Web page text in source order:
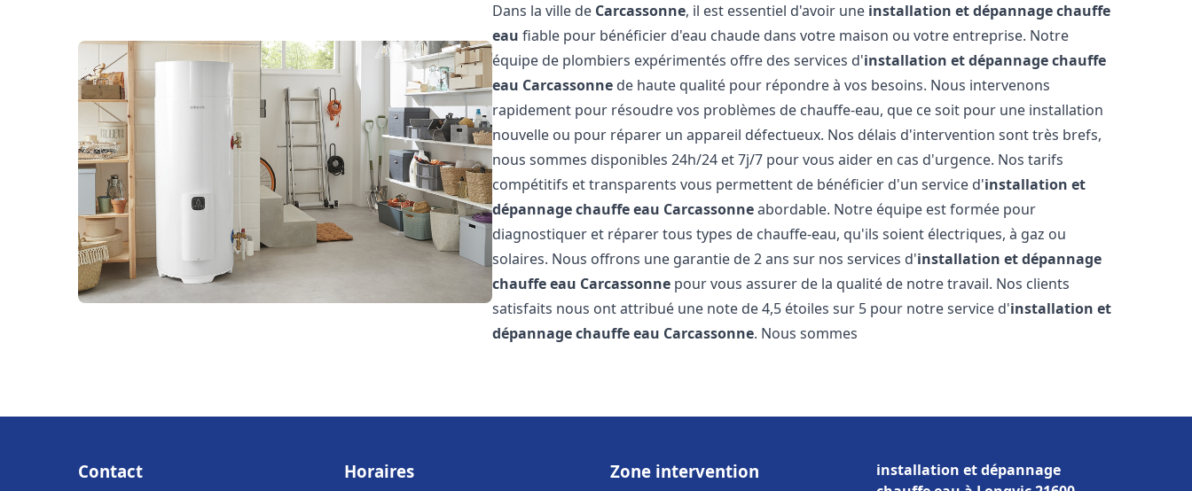
Dans la ville de Carcassonne, il est essentiel d'avoir une installation et dépannage chauffe
eau fiable pour bénéficier d'eau chaude dans votre maison ou votre entreprise. Notre
équipe de plombiers expérimentés offre des services d'installation et dépannage chauffe
eau Carcassonne de haute qualité pour répondre à vos besoins. Nous intervenons
rapidement pour résoudre vos problèmes de chauffe-eau, que ce soit pour une installation
nouvelle ou pour réparer un appareil défectueux. Nos délais d'intervention sont très brefs,
nous sommes disponibles 24h/24 et 7j/7 pour vous aider en cas d'urgence. Nos tarifs
compétitifs et transparents vous permettent de bénéficier d'un service d'installation et
dépannage chauffe eau Carcassonneabordable. Notre équipe est formée pour
diagnostiquer et réparer tous types de chauffe-eau, qu'ils soient électriques, à gaz ou
solaires. Nous offrons une garantie de 2 ans sur nos services d'installation et dépannage
chauffe eau Carcassonne pour vous assurer de la qualité de notre travail. Nos clients
satisfaits nous ont attribué une note de 4,5 étoiles sur 5 pour notre service d'installation et
dépannage chauffe eau Carcassonne. Nous sommes
Contact Horaires Zone intervention
installation et dépannage